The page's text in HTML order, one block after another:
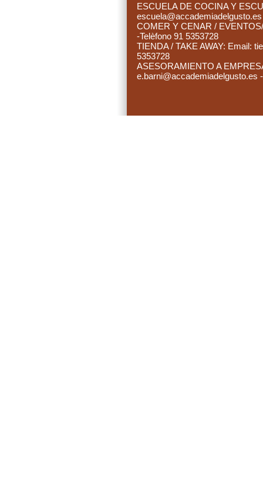
ESCUELA DE COCINA Y
es
COMER Y CENAR /
-Telèfono 91 5353728
TIENDA / TAKE AWAY: Email:
5353728
ASESORAMIENTO A
e.barni@accademiadelgusto.es